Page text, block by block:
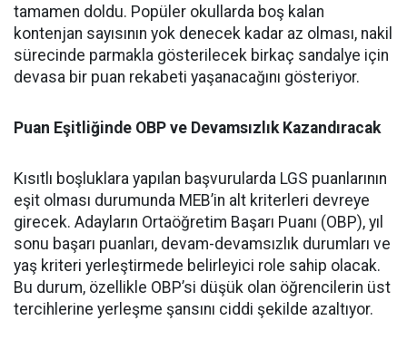
tamamen doldu. Popüler okullarda boş kalan
kontenjan sayısının yok denecek kadar az olması, nakil
sürecinde parmakla gösterilecek birkaç sandalye için
devasa bir puan rekabeti yaşanacağını gösteriyor.
Puan Eşitliğinde OBP ve Devamsızlık Kazandıracak
Kısıtlı boşluklara yapılan başvurularda LGS puanlarının
eşit olması durumunda MEB’in alt kriterleri devreye
girecek. Adayların Ortaöğretim Başarı Puanı (OBP), yıl
sonu başarı puanları, devam-devamsızlık durumları ve
yaş kriteri yerleştirmede belirleyici role sahip olacak.
Bu durum, özellikle OBP’si düşük olan öğrencilerin üst
tercihlerine yerleşme şansını ciddi şekilde azaltıyor.